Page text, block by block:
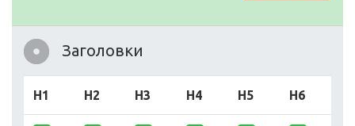
Заголовки
H1 H2 H3 H4 H5 H6